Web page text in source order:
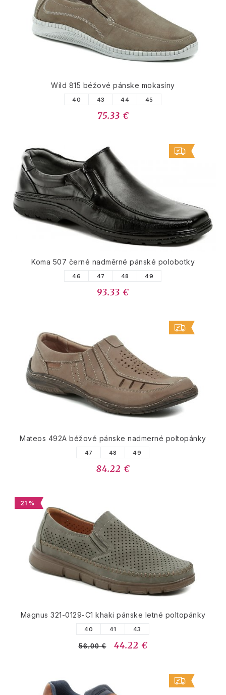
Wild 815 béžové pánske mokasíny
40 43 44 45
75.33 €
Koma 507 černé nadměrné pánské polobotky
46 47 48 49
93.33 €
Mateos 492A béžové pánske nadmerné poltopánky
47 48 49
84.22 €
21 %
Magnus 321-0129-C1 khaki pánske letné poltopánky
40 41 43
56.00 € 44.22 €